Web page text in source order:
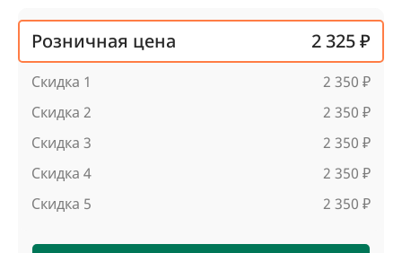
Розничная цена 2 325 ₽
Скидка 1
2 350 ₽
Скидка 2
2 350 ₽
Скидка 3
2 350 ₽
Скидка 4
2 350 ₽
Скидка 5
2 350 ₽